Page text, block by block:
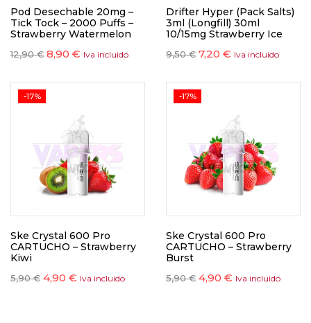
Pod Desechable 20mg –
Tick Tock – 2000 Puffs –
Strawberry Watermelon
12,90€ 8,90 € Iva incluido
Drifter Hyper (Pack Salts)
3ml (Longfill) 30ml
10/15mg Strawberry Ice
9,50€ 7,20 € Iva incluido
-17%
Ske Crystal 600 Pro
CARTUCHO – Strawberry
Kiwi
5,90€ 4,90 € Iva incluido
-17%
Ske Crystal 600 Pro
CARTUCHO – Strawberry
Burst
5,90€ 4,90 € Iva incluido